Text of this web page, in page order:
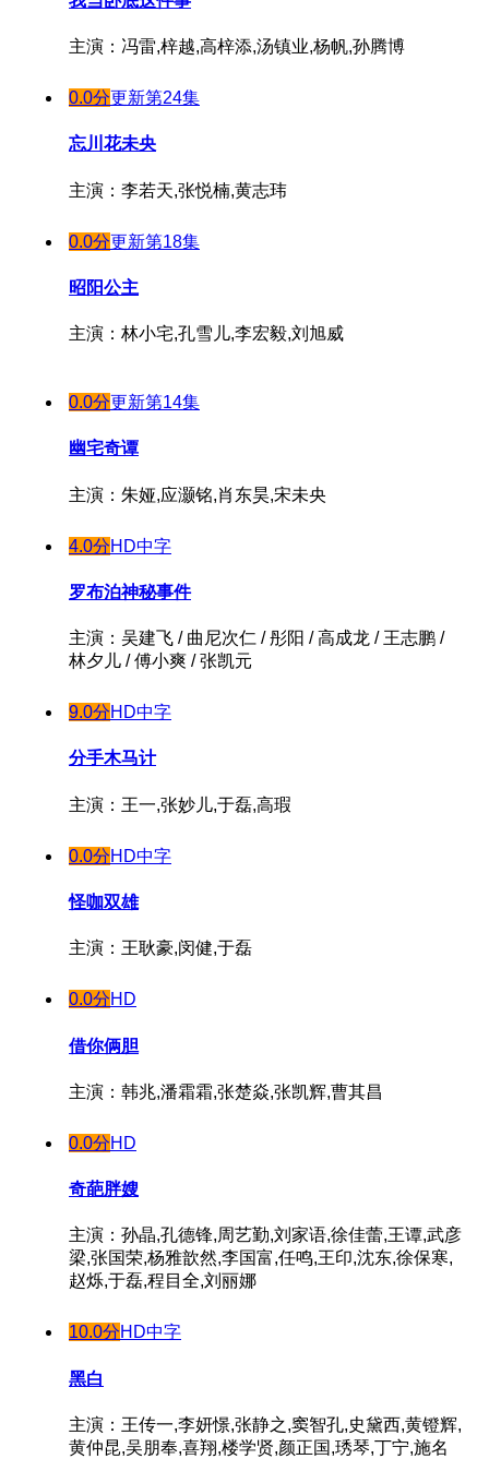
主演：冯雷,梓越,高梓添,汤镇业,杨帆,孙腾博
0.0分更新第24集
忘川花未央
主演：李若天,张悦楠,黄志玮
0.0分更新第18集
昭阳公主
主演：林小宅,孔雪儿,李宏毅,刘旭威
0.0分更新第14集
幽宅奇谭
主演：朱娅,应灏铭,肖东昊,宋未央
4.0分HD中字
罗布泊神秘事件
主演：吴建飞 / 曲尼次仁 / 彤阳 / 高成龙 / 王志鹏 /
林夕儿 / 傅小爽 / 张凯元
9.0分HD中字
分手木马计
主演：王一,张妙儿,于磊,高瑕
0.0分HD中字
怪咖双雄
主演：王耿豪,闵健,于磊
0.0分HD
借你俩胆
主演：韩兆,潘霜霜,张楚焱,张凯辉,曹其昌
0.0分HD
奇葩胖嫂
主演：孙晶,孔德锋,周艺勤,刘家语,徐佳蕾,王谭,武彦
梁,张国荣,杨雅歆然,李国富,任鸣,王印,沈东,徐保寒,
赵烁,于磊,程目全,刘丽娜
10.0分HD中字
黑白
主演：王传一,李妍憬,张静之,窦智孔,史黛西,黄镫辉,
黄仲昆,吴朋奉,喜翔,楼学贤,颜正国,琇琴,丁宁,施名